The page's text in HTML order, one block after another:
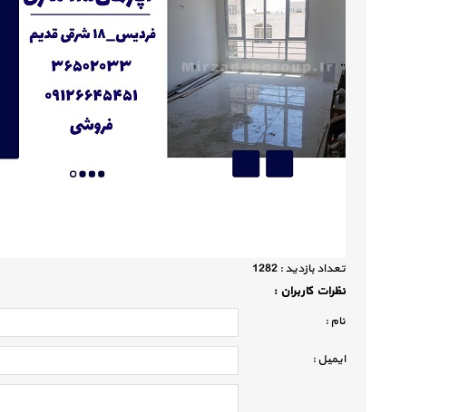
تعداد بازديد : 1282
نظرات كاربران :
نام :
ايميل :